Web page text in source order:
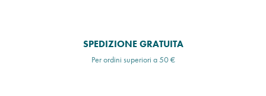
SPEDIZIONE GRATUITA
Per ordini superiori a 50 €